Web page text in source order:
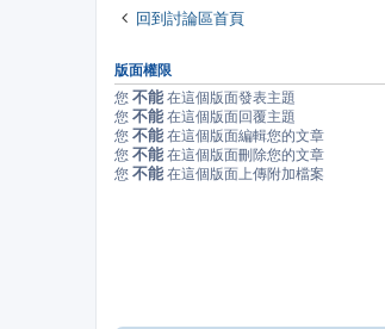
回到討論區首頁
版面權限
您 不能 在這個版面發表主題
您 不能 在這個版面回覆主題
您 不能 在這個版面編輯您的文章
您 不能 在這個版面刪除您的文章
您 不能 在這個版面上傳附加檔案